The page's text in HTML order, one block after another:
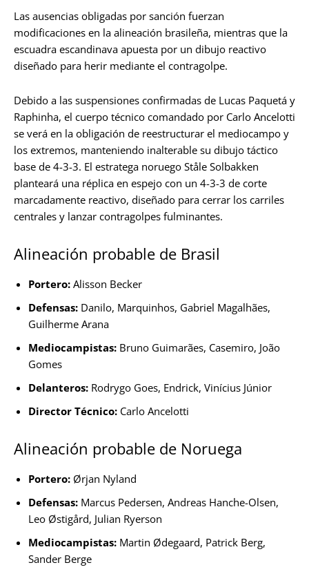
Las ausencias obligadas por sanción fuerzan
modificaciones en la alineación brasileña, mientras que la
escuadra escandinava apuesta por un dibujo reactivo
diseñado para herir mediante el contragolpe.
Debido a las suspensiones confirmadas de Lucas Paquetá y
Raphinha, el cuerpo técnico comandado por Carlo Ancelotti
se verá en la obligación de reestructurar el mediocampo y
los extremos, manteniendo inalterable su dibujo táctico
base de 4-3-3. El estratega noruego Ståle Solbakken
planteará una réplica en espejo con un 4-3-3 de corte
marcadamente reactivo, diseñado para cerrar los carriles
centrales y lanzar contragolpes fulminantes.
Alineación probable de Brasil
Portero: Alisson Becker
Defensas: Danilo, Marquinhos, Gabriel Magalhães,
Guilherme Arana
Mediocampistas: Bruno Guimarães, Casemiro, João
Gomes
Delanteros: Rodrygo Goes, Endrick, Vinícius Júnior
Director Técnico: Carlo Ancelotti
Alineación probable de Noruega
Portero: Ørjan Nyland
Defensas: Marcus Pedersen, Andreas Hanche-Olsen,
Leo Østigård, Julian Ryerson
Mediocampistas: Martin Ødegaard, Patrick Berg,
Sander Berge